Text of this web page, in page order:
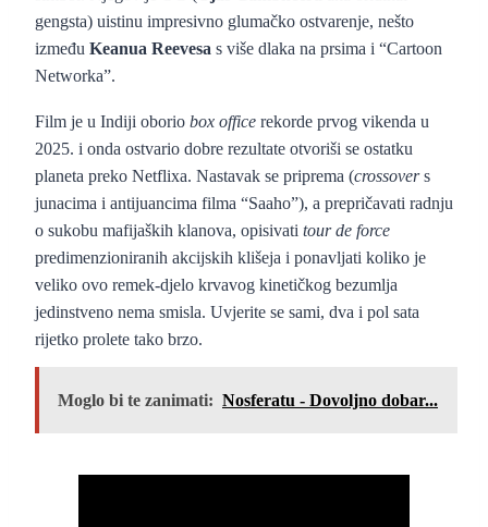
gengsta) uistinu impresivno glumačko ostvarenje, nešto
između Keanua Reevesa s više dlaka na prsima i “Cartoon
Networka”.
Film je u Indiji oborio box office rekorde prvog vikenda u
2025. i onda ostvario dobre rezultate otvoriši se ostatku
planeta preko Netflixa. Nastavak se priprema (crossovers
junacima i antijuancima filma “Saaho”), a prepričavati radnju
o sukobu mafijaških klanova, opisivati tour de force
predimenzioniranih akcijskih klišeja i ponavljati koliko je
veliko ovo remek-djelo krvavog kinetičkog bezumlja
jedinstveno nema smisla. Uvjerite se sami, dva i pol sata
rijetko prolete tako brzo.
Moglo bi te zanimati: Nosferatu - Dovoljno dobar...